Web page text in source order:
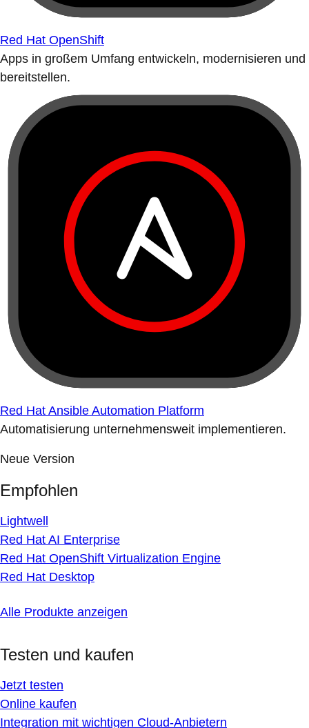
Red Hat OpenShift
Apps in großem Umfang entwickeln, modernisieren und
bereitstellen.
Red Hat Ansible Automation Platform
Automatisierung unternehmensweit implementieren.
Neue Version
Empfohlen
Lightwell
Red Hat AI Enterprise
Red Hat OpenShift Virtualization Engine
Red Hat Desktop
Alle Produkte anzeigen
Testen und kaufen
Jetzt testen
Online kaufen
Integration mit wichtigen Cloud-Anbietern